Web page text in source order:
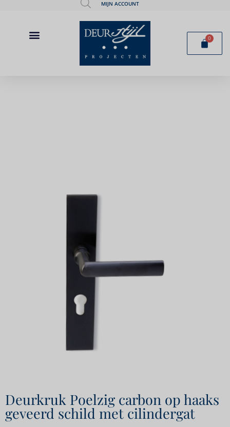
MIJN ACCOUNT
0
Deurkruk Poelzig carbon op haaks
geveerd schild met cilindergat